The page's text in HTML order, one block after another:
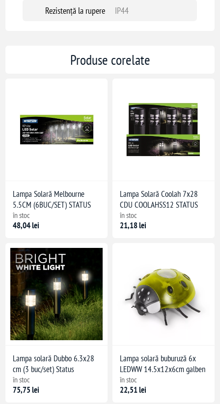
Rezistență la rupere IP44
Produse corelate
Lampa Solară Melbourne
5.5CM (6BUC/SET) STATUS
în stoc
48,04 lei
Lampa Solară Coolah 7x28
CDU COOLAHSS12 STATUS
în stoc
21,18 lei
Lampa solară Dubbo 6.3x28
cm (3 buc/set) Status
în stoc
75,75 lei
Lampa solară buburuză 6x
LEDWW 14.5x12x6cm galben
în stoc
22,51 lei